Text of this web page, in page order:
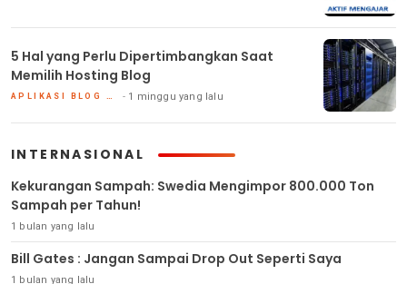
5 Hal yang Perlu Dipertimbangkan Saat
Memilih Hosting Blog
1 minggu yang lalu
INTERNASIONAL
Kekurangan Sampah: Swedia Mengimpor 800.000 Ton
Sampah per Tahun!
1 bulan yang lalu
Bill Gates : Jangan Sampai Drop Out Seperti Saya
1 bulan yang lalu